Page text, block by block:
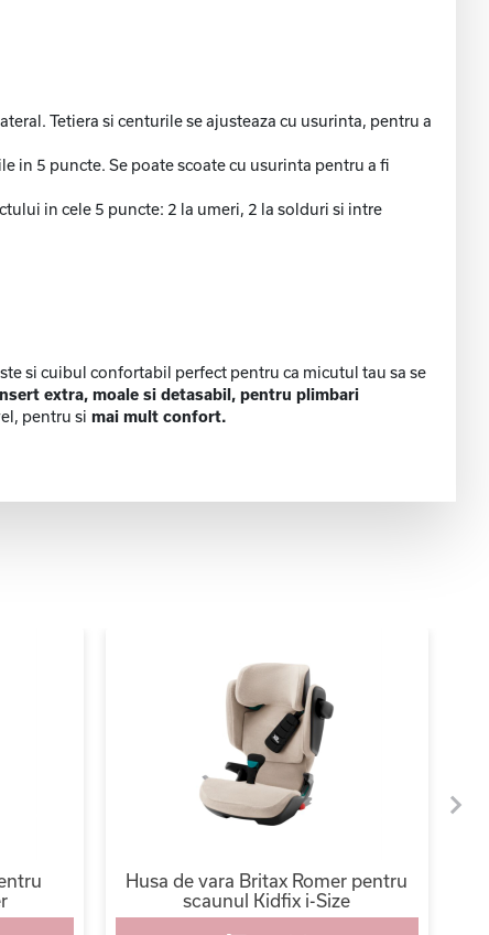
Tetiera si centurile se ajusteaza cu usurinta, pentru a
in 5 puncte. Se poate scoate cu usurinta pentru a fi
in cele 5 puncte: 2 la umeri, 2 la solduri si intre
si cuibul confortabil perfect pentru ca micutul tau sa se
extra, moale si detasabil, pentru plimbari
pentru si mai mult confort.
Husa de vara Britax Romer pentru
scaunul Kidfix i-Size